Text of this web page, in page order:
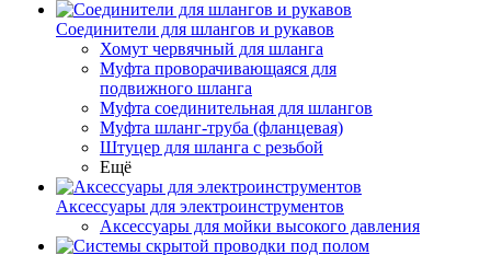
Соединители для шлангов и рукавов
Хомут червячный для шланга
Муфта проворачивающаяся для
подвижного шланга
Муфта соединительная для шлангов
Муфта шланг-труба (фланцевая)
Штуцер для шланга с резьбой
Ещё
Аксессуары для электроинструментов
Аксессуары для мойки высокого давления